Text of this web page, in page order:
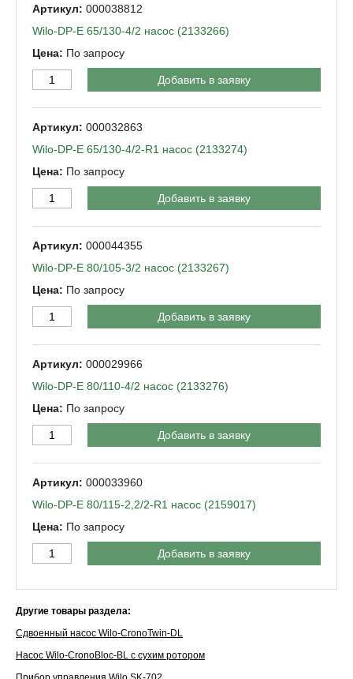
000038812
Wilo-DP-Е 65/130-4/2 насос (2133266)
По запросу
Добавить в заявку
000032863
Wilo-DP-Е 65/130-4/2-R1 насос (2133274)
По запросу
Добавить в заявку
000044355
Wilo-DP-Е 80/105-3/2 насос (2133267)
По запросу
Добавить в заявку
000029966
Wilo-DP-Е 80/110-4/2 насос (2133276)
По запросу
Добавить в заявку
000033960
Wilo-DP-Е 80/115-2,2/2-R1 насос (2159017)
По запросу
Добавить в заявку
Другие товары раздела:
Сдвоенный насос Wilo-CronoTwin-DL
Насос Wilo-CronoBloc-BL с сухим ротором